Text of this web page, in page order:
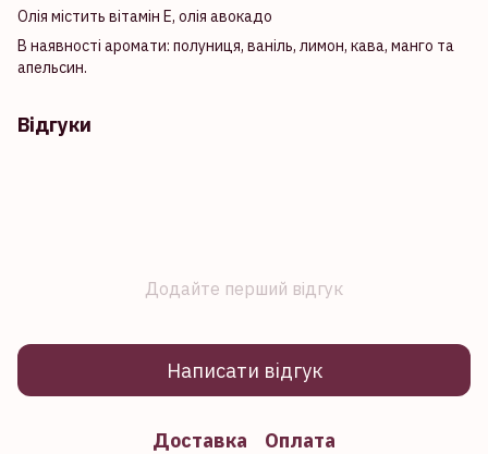
Олія містить вітамін Е, олія авокадо
В наявності аромати: полуниця, ваніль, лимон, кава, манго та
апельсин.
Відгуки
Додайте перший відгук
Написати відгук
Доставка Оплата